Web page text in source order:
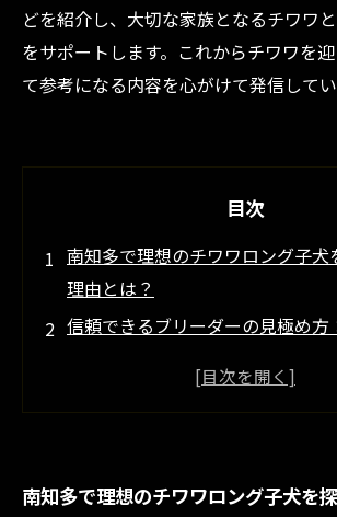
どを紹介し、大切な家族となるチワワ
をサポートします。これからチワワを
て参考になる内容を心がけて発信してい
目次
南知多で理想のチワワロング子犬
理由とは？
信頼できるブリーダーの見極め方
自然豊かな南知多で育つチワワロ
境づくりのコツ
南知多で理想のチワワロング子犬を